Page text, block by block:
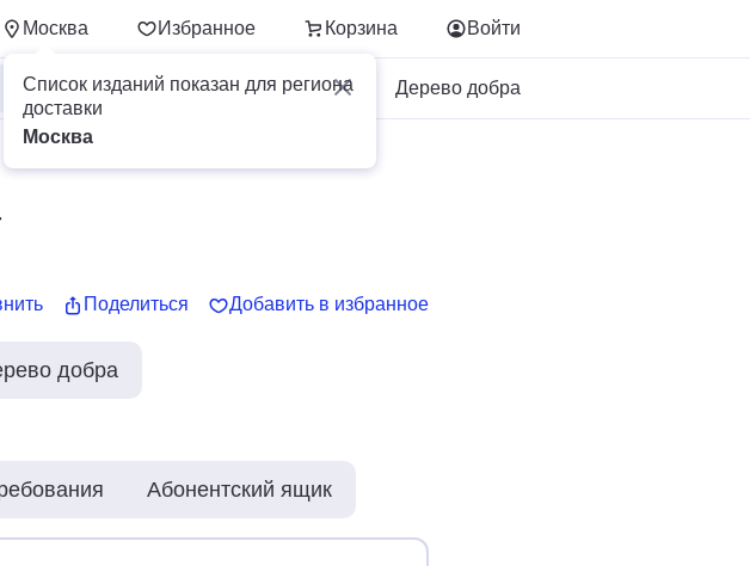
Москва Избранное Корзина
Список изданий показан для региона
доставки
Москва
Войти
Для бизнеса Дерево добра
Поделиться Добавить в избранное
добра
Абонентский ящик